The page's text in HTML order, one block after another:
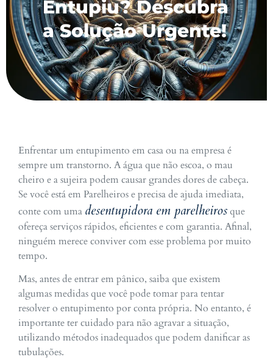
Entupiu? Descubra
a Solução Urgente!
Enfrentar um entupimento em casa ou na empresa é
sempre um transtorno. A água que não escoa, o mau
cheiro e a sujeira podem causar grandes dores de cabeça.
Se você está em Parelheiros e precisa de ajuda imediata,
conte com uma desentupidora em parelheirosque
ofereça serviços rápidos, eficientes e com garantia. Afinal,
ninguém merece conviver com esse problema por muito
tempo.
Mas, antes de entrar em pânico, saiba que existem
algumas medidas que você pode tomar para tentar
resolver o entupimento por conta própria. No entanto, é
importante ter cuidado para não agravar a situação,
utilizando métodos inadequados que podem danificar as
tubulações.